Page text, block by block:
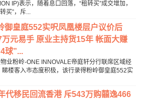
IP)表示，随着息口回落，“租转买”成交增加，
买”，斥...
御皇庭552实呎凤凰楼层户议价后
万元易手 原业主持货15年 帐面大赚
球”...
业粉岭-ONE INNOVALE帝庭轩分行联席区域经
楼客入市态度积极，该行录得粉岭御皇庭552实
代移民回流香港 斥543万购囍逸466